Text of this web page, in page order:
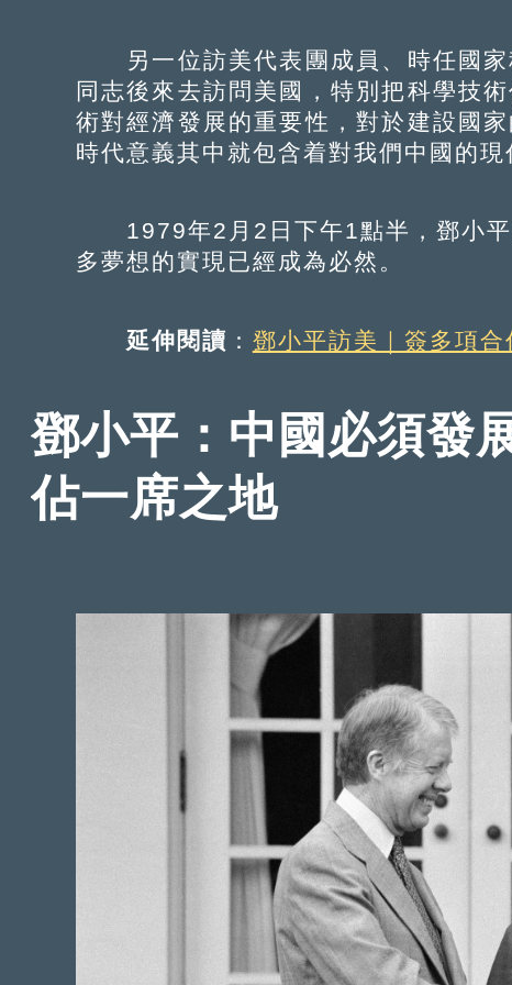
另一位訪美代表團成員、時任國家
同志後來去訪問美國，特別把科學技
術對經濟發展的重要性，對於建設國
時代意義其中就包含着對我們中國的
1979年2月2日下午1點半，鄧小平
多夢想的實現已經成為必然。
延伸閱讀 ： 鄧小平訪美｜簽多項
鄧小平：中國必須發
佔一席之地